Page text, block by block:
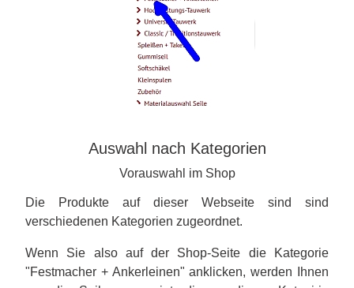
Auswahl nach Kategorien
Vorauswahl im Shop
Die Produkte auf dieser Webseite sind sind
verschiedenen Kategorien zugeordnet.
Wenn Sie also auf der Shop-Seite die Kategorie
"Festmacher + Ankerleinen" anklicken, werden Ihnen